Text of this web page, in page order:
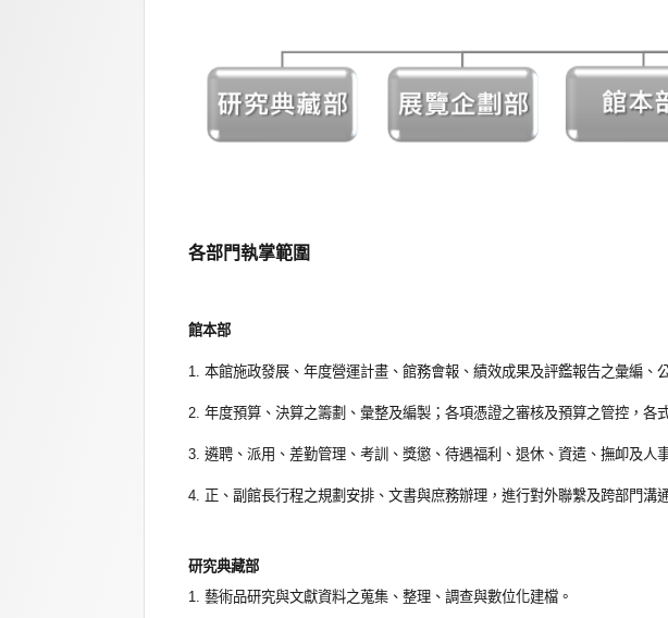
各部門執掌範圍
館本部
1. 本館施政發展、年度營運計畫、館務會報、績效成果及評鑑報告之彙編、
2. 年度預算、決算之籌劃、彙整及編製；各項憑證之審核及預算之管控，
3. 遴聘、派用、差勤管理、考訓、獎懲、待遇福利、退休、資遣、撫卹及人
4. 正、副館長行程之規劃安排、文書與庶務辦理，進行對外聯繫及跨部門溝
研究典藏部
1. 藝術品研究與文獻資料之蒐集、整理、調查與數位化建檔。